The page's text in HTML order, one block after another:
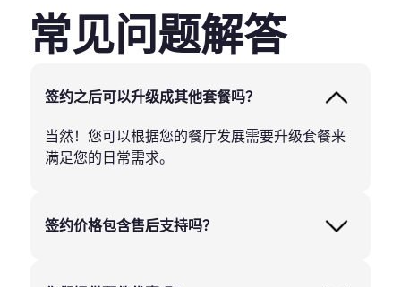
常见问题解答
签约之后可以升级成其他套餐吗？
当然！您可以根据您的餐厅发展需要升级套餐来
满足您的日常需求。
签约价格包含售后支持吗？